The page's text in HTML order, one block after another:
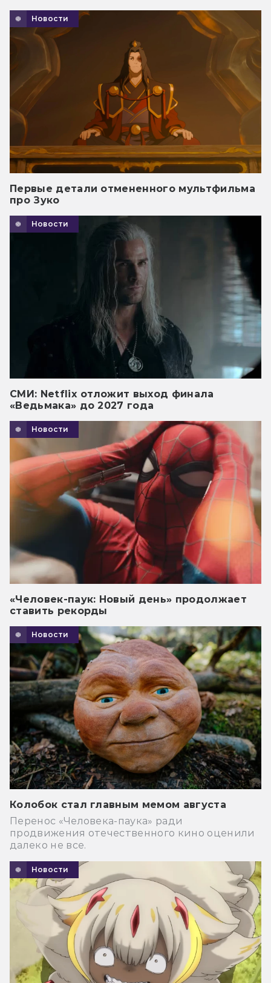
Новости
Первые детали отмененного мультфильма
про Зуко
Новости
СМИ: Netflix отложит выход финала
«Ведьмака» до 2027 года
Новости
«Человек-паук: Новый день» продолжает
ставить рекорды
Новости
Колобок стал главным мемом августа
Перенос «Человека-паука» ради
продвижения отечественного кино оценили
далеко не все.
Новости